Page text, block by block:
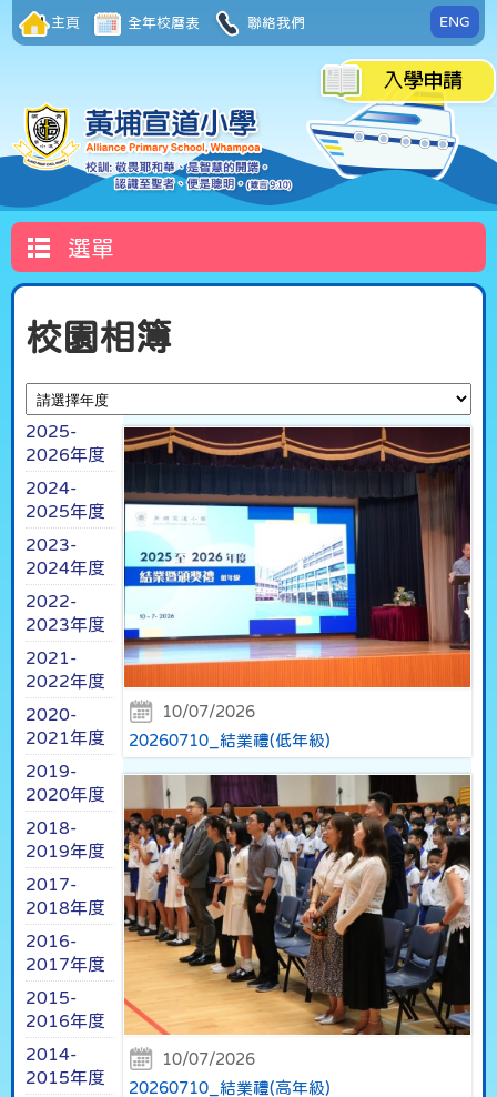
主頁 全年校曆表 聯絡我們 ENG
選單
校園相簿
2025-
2026年度
2024-
2025年度
2023-
2024年度
2022-
2023年度
2021-
2022年度
2020-
2021年度
2019-
2020年度
2018-
2019年度
2017-
2018年度
2016-
2017年度
2015-
2016年度
2014-
2015年度
10/07/2026
20260710_結業禮(低年級)
10/07/2026
20260710_結業禮(高年級)